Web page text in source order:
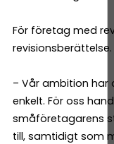
För företag med
revisionsberättelse.
– Vår ambition
enkelt. För oss
småföretagarens
till, samtidigt som